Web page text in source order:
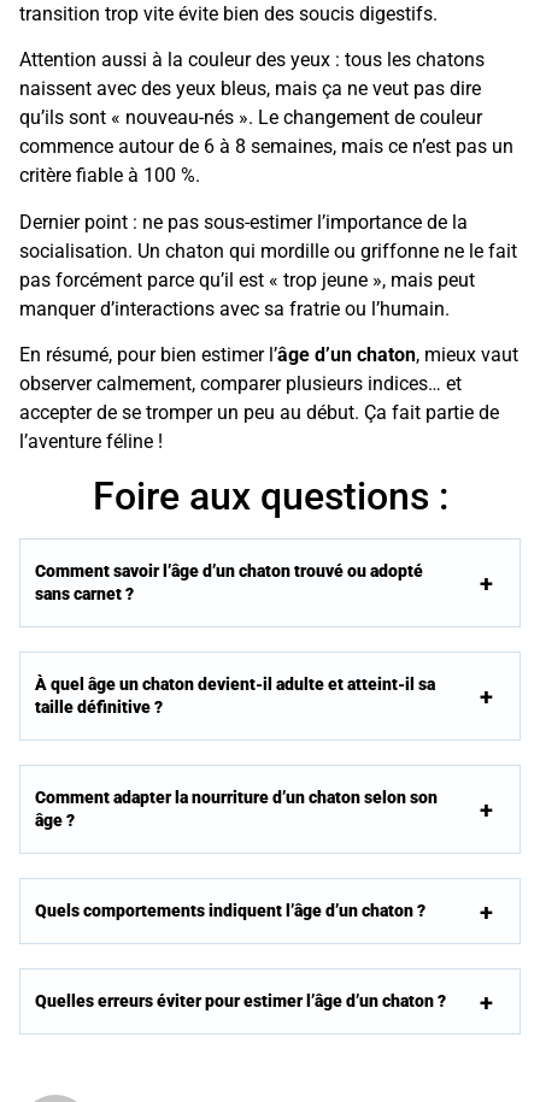
transition trop vite évite bien des soucis digestifs.
Attention aussi à la couleur des yeux : tous les chatons
naissent avec des yeux bleus, mais ça ne veut pas dire
qu’ils sont « nouveau-nés ». Le changement de couleur
commence autour de 6 à 8 semaines, mais ce n’est pas un
critère fiable à 100 %.
Dernier point : ne pas sous-estimer l’importance de la
socialisation. Un chaton qui mordille ou griffonne ne le fait
pas forcément parce qu’il est « trop jeune », mais peut
manquer d’interactions avec sa fratrie ou l’humain.
En résumé, pour bien estimer l’âge d’un chaton, mieux vaut
observer calmement, comparer plusieurs indices… et
accepter de se tromper un peu au début. Ça fait partie de
l’aventure féline !
Foire aux questions :
Comment savoir l’âge d’un chaton trouvé ou adopté
sans carnet ?
À quel âge un chaton devient-il adulte et atteint-il sa
taille définitive ?
Comment adapter la nourriture d’un chaton selon son
âge ?
Quels comportements indiquent l’âge d’un chaton ?
Quelles erreurs éviter pour estimer l’âge d’un chaton ?